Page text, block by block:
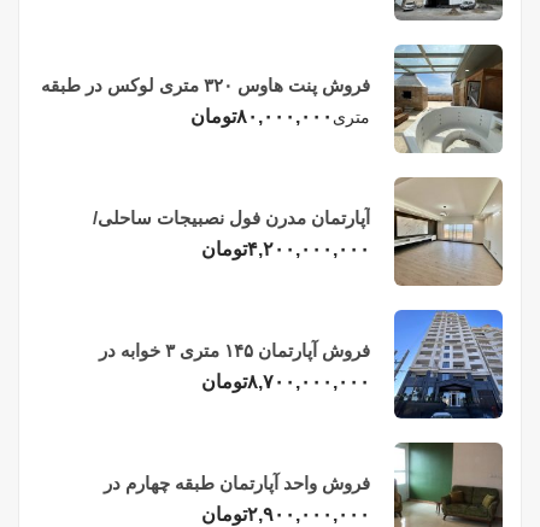
فروش پنت هاوس ۳۲۰ متری لوکس در طبقه
چهاردهم فریدونکنار
متری ۸۰,۰۰۰,۰۰۰تومان
آپارتمان مدرن فول نصبیجات ساحلی/
فریدونکنار
۴,۲۰۰,۰۰۰,۰۰۰تومان
فروش آپارتمان ۱۴۵ متری ۳ خوابه در
فریدونکنار
۸,۷۰۰,۰۰۰,۰۰۰تومان
فروش واحد آپارتمان طبقه چهارم در
فریدونکنار
۲,۹۰۰,۰۰۰,۰۰۰تومان